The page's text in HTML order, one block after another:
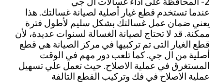
عندما تستخدم قطع غيار أصلية لصيانة غسالتك. هذا
يعني ضمان عمل غسالتك بشكل سليم لأطول فترة
ممكنة. قد لا تحتاج لصيانة الغسالة لسنوات عديدة، لأن
قطع الغيار التى تم تركبيها في مركز الصيانة هي قطع
أصلية من ال جي. كما تلعب دور مهم في الوقت
المستغرق في عملية الاصلاح. حيث تعمل علي تسهيل
عملية الاصلاح في فك وتركيب القطع التالفة